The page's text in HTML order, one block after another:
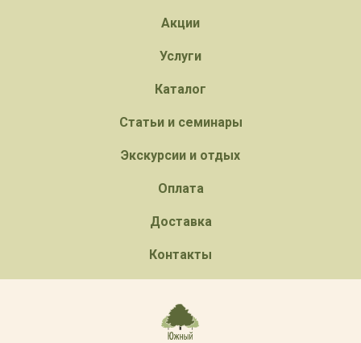
Акции
Услуги
Каталог
Статьи и семинары
Экскурсии и отдых
Оплата
Доставка
Контакты